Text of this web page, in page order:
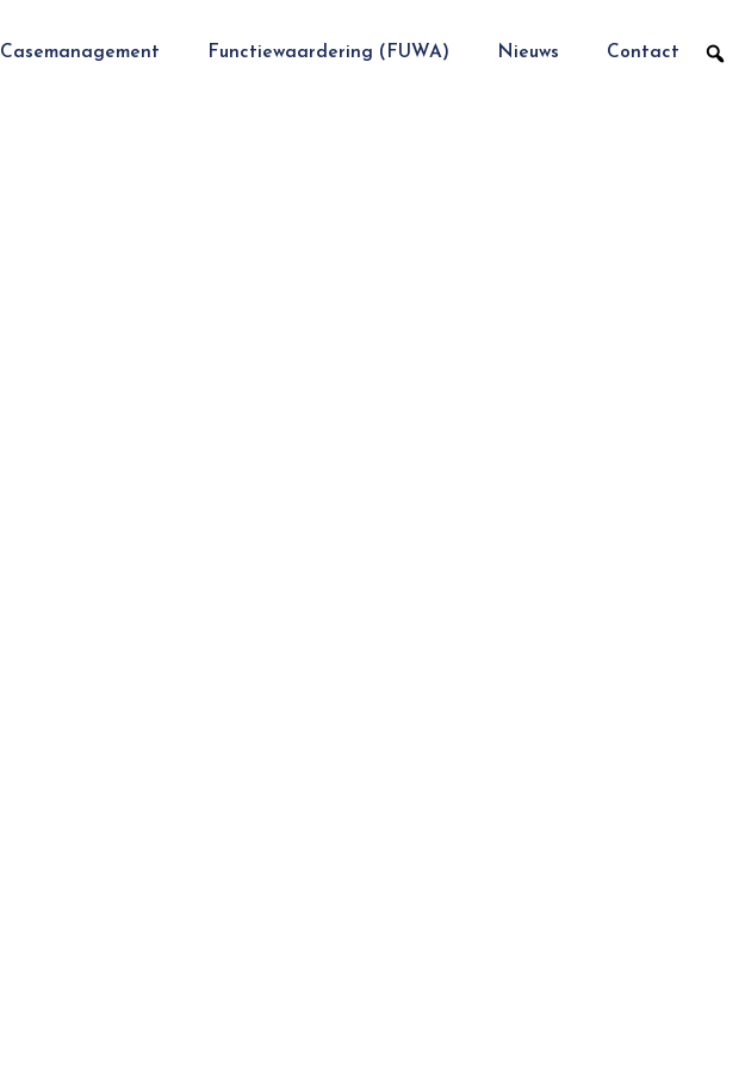
Casemanagement Functiewaardering (FUWA) Nieuws Contact